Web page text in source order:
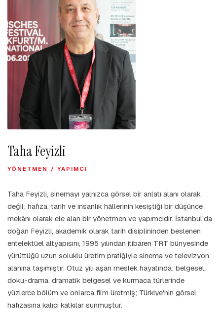
Taha Feyizli
YÖNETMEN / YAPIMCI
Taha Feyizli, sinemayı yalnızca görsel bir anlatı alanı olarak
değil; hafıza, tarih ve insanlık hâllerinin kesiştiği bir düşünce
mekânı olarak ele alan bir yönetmen ve yapımcıdır. İstanbul'da
doğan Feyizli, akademik olarak tarih disiplininden beslenen
entelektüel altyapısını, 1995 yılından itibaren TRT bünyesinde
yürüttüğü uzun soluklu üretim pratiğiyle sinema ve televizyon
alanına taşımıştır. Otuz yılı aşan meslek hayatında; belgesel,
doku-drama, dramatik belgesel ve kurmaca türlerinde
yüzlerce bölüm ve onlarca film üretmiş; Türkiye'nin görsel
hafızasına kalıcı katkılar sunmuştur.